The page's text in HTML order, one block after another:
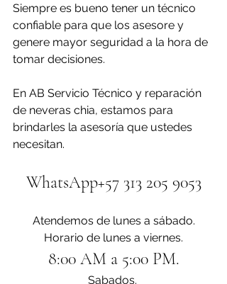
Siempre es bueno tener un técnico
confiable para que los asesore y
genere mayor seguridad a la hora de
tomar decisiones.
En AB Servicio Técnico y reparación
de neveras chia, estamos para
brindarles la asesoría que ustedes
necesitan.
WhatsApp+57 313 205 9053
Atendemos de lunes a sábado.
Horario de lunes a viernes.
8:00 AM a 5:00 PM.
Sabados.